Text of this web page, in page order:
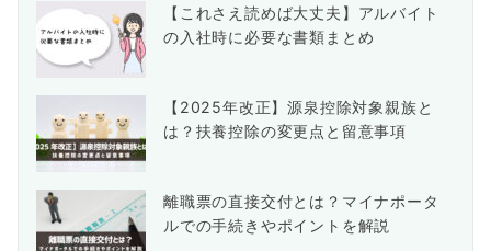
【これさえ読めば大丈夫】アルバイト
の入社時に必要な書類まとめ
【2025年改正】源泉控除対象親族と
は？扶養控除の変更点と留意事項
離職票の直接交付とは？マイナポータ
ルでの手続きやポイントを解説